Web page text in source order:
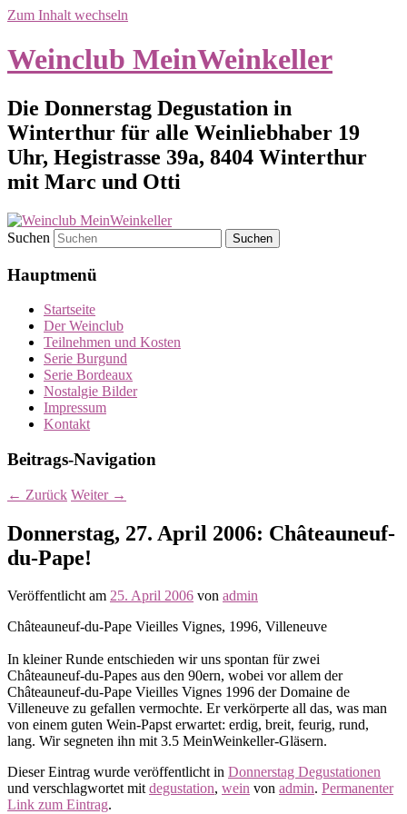
Zum Inhalt wechseln
Weinclub MeinWeinkeller
Die Donnerstag Degustation in
Winterthur für alle Weinliebhaber 19
Uhr, Hegistrasse 39a, 8404 Winterthur
mit Marc und Otti
Suchen
Hauptmenü
Startseite
Der Weinclub
Teilnehmen und Kosten
Serie Burgund
Serie Bordeaux
Nostalgie Bilder
Impressum
Kontakt
Beitrags-Navigation
← Zurück Weiter →
Donnerstag, 27. April 2006: Châteauneuf-
du-Pape!
Veröffentlicht am 25. April 2006 von admin
Châteauneuf-du-Pape Vieilles Vignes, 1996, Villeneuve
In kleiner Runde entschieden wir uns spontan für zwei
Châteauneuf-du-Papes aus den 90ern, wobei vor allem der
Châteauneuf-du-Pape Vieilles Vignes 1996 der Domaine de
Villeneuve zu gefallen vermochte. Er verkörperte all das, was man
von einem guten Wein-Papst erwartet: erdig, breit, feurig, rund,
lang. Wir segneten ihn mit 3.5 MeinWeinkeller-Gläsern.
Dieser Eintrag wurde veröffentlicht in Donnerstag Degustationen
und verschlagwortet mitdegustation, wein von admin. Permanenter
Link zum Eintrag.